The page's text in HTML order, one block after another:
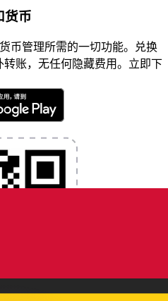
货币
币管理所需的一切功能。兑换
账，无任何隐藏费用。立即下